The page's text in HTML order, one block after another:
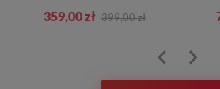
359,00 zł 399,00 zł